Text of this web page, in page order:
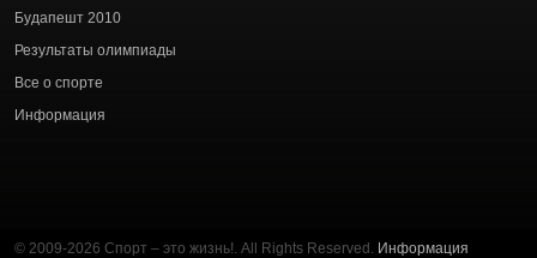
Будапешт 2010
Результаты олимпиады
Все о спорте
Информация
© 2009-2026 Спорт – это жизнь!. All Rights Reserved. Информация